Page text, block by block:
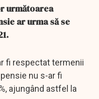
următoarea
ar urma să se
fi respectat termenii
nu s-ar fi
ajungând astfel la